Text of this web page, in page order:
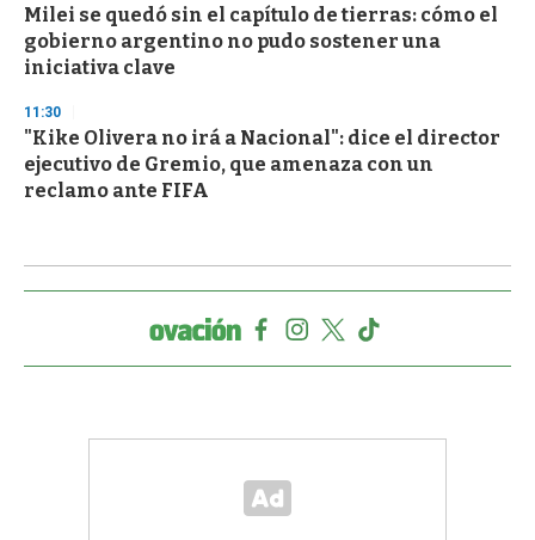
Milei se quedó sin el capítulo de tierras: cómo el
gobierno argentino no pudo sostener una
iniciativa clave
11:30
"Kike Olivera no irá a Nacional": dice el director
ejecutivo de Gremio, que amenaza con un
reclamo ante FIFA